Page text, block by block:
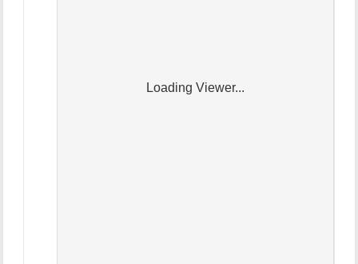
Loading Viewer...